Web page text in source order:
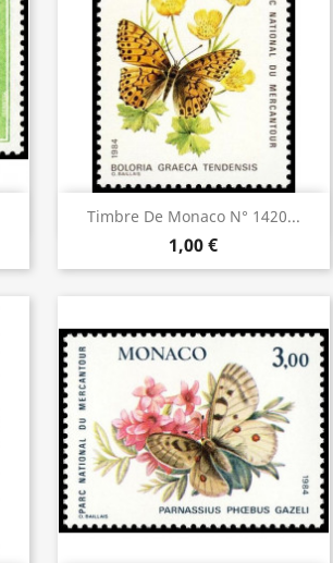
Timbre De Monaco N° 1420...
1,00 €
Aperçu rapide